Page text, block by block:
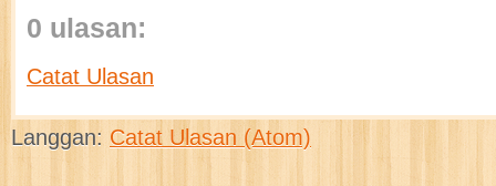
0 ulasan:
Catat Ulasan
Langgan: Catat Ulasan (Atom)